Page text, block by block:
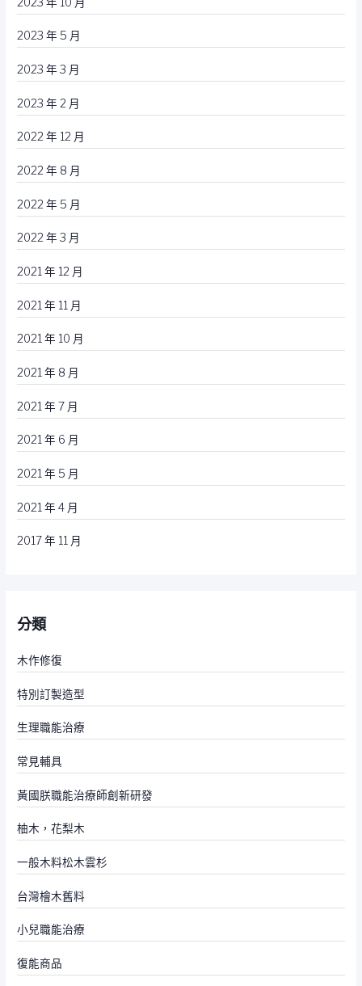
2023 年 5 月
2023 年 3 月
2023 年 2 月
2022 年 12 月
2022 年 8 月
2022 年 5 月
2022 年 3 月
2021 年 12 月
2021 年 11 月
2021 年 10 月
2021 年 8 月
2021 年 7 月
2021 年 6 月
2021 年 5 月
2021 年 4 月
2017 年 11 月
分類
木作修復
特別訂製造型
生理職能治療
常見輔具
黃國朕職能治療師創新研發
柚木，花梨木
一般木料松木雲杉
台灣檜木舊料
小兒職能治療
復能商品